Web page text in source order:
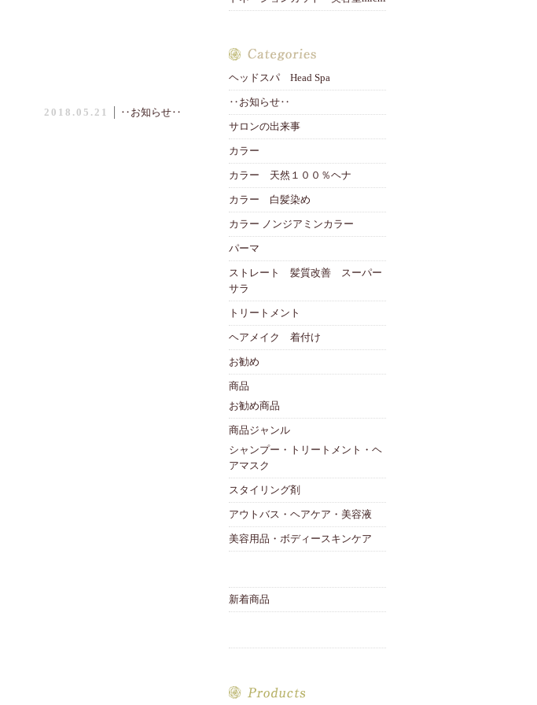
2018.05.21 ‥お知らせ‥
ヘッドスパ Head Spa
‥お知らせ‥
サロンの出来事
カラー
カラー 天然１００％ヘナ
カラー 白髪染め
カラー ノンジアミンカラー
パーマ
ストレート 髪質改善 スーパー
サラ
トリートメント
ヘアメイク 着付け
お勧め
商品
お勧め商品
商品ジャンル
シャンプー・トリートメント・ヘ
アマスク
スタイリング剤
アウトバス・ヘアケア・美容液
美容用品・ボディースキンケア
新着商品